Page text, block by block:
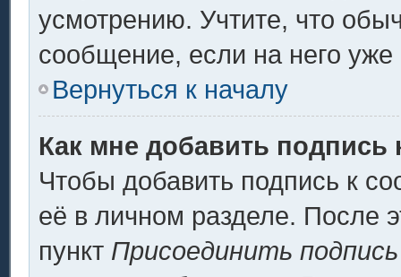
усмотрению. Учтите, что
сообщение, если на него уже
Вернуться к началу
Как мне добавить
Чтобы добавить подпись к
её в личном разделе. После
пункт Присоединить подпись